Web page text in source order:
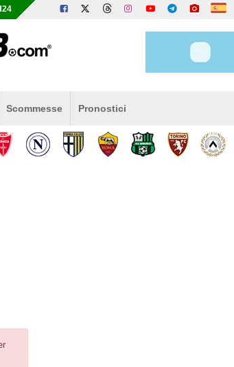
Scommesse Pronostici